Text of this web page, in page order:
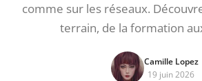
comme sur les réseaux.
terrain, de la formation
Camille Lopez
19 juin 2026